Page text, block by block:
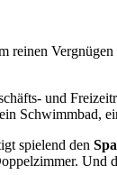
und
Schwimmbad,
spielend den
Und